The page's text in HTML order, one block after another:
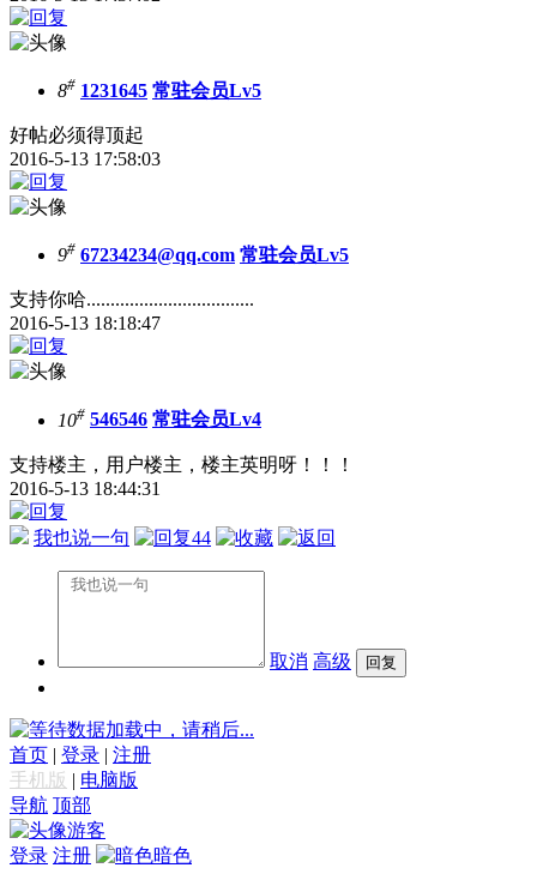
8# 1231645 常驻会员Lv5
好帖必须得顶起
2016-5-13 17:58:03
9# 67234234@qq.com 常驻会员Lv5
支持你哈...................................
2016-5-13 18:18:47
10# 546546 常驻会员Lv4
支持楼主，用户楼主，楼主英明呀！！！
2016-5-13 18:44:31
我也说一句 44
取消 高级
数据加载中，请稍后...
首页 | 登录 | 注册
手机版 | 电脑版
导航 顶部
游客
登录 注册 暗色